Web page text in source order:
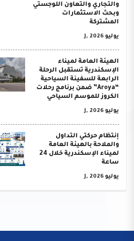
والتجاري والتعاون اللوجستي
وبحث الاستثمارات
المشتركة
يوليو J, 2026
الهيئة العامة لميناء
الإسكندرية تستقبل الرحلة
الرابعة للسفينة السياحية
“Aroya” ضمن برنامج رحلات
الكروز للموسم السياحي
يوليو J, 2026
إنتظام حركتي التداول
والملاحة بالهيئة العامة
لميناء الإسكندرية خلال 24
ساعة
يوليو J, 2026